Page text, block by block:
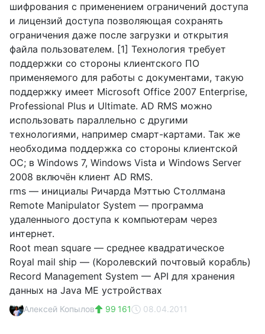
шифрования с применением ограничений доступа
и лицензий доступа позволяющая сохранять
ограничения даже после загрузки и открытия
файла пользователем. [1] Технология требует
поддержки со стороны клиентского ПО
применяемого для работы с документами, такую
поддержку имеет Microsoft Office 2007 Enterprise,
Professional Plus и Ultimate. AD RMS можно
использовать параллельно с другими
технологиями, например смарт-картами. Так же
необходима поддержка со стороны клиентской
ОС; в Windows 7, Windows Vista и Windows Server
2008 включён клиент AD RMS.
rms — инициалы Ричарда Мэттью Столлмана
Remote Manipulator System — программа
удаленныого доступа к компьютерам через
интернет.
Root mean square — среднее квадратическое
Royal mail ship — (Королевский почтовый корабль)
Record Management System — API для хранения
данных на Java ME устройствах
Алексей Копылов 99 161 08.04.2011